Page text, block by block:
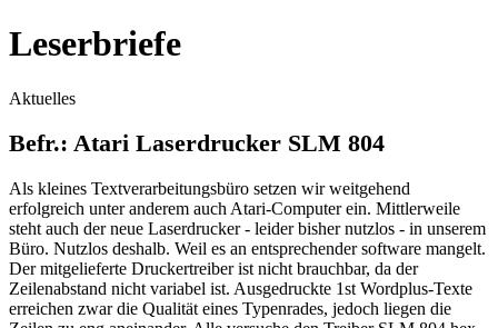
Leserbriefe
Aktuelles
Befr.: Atari Laserdrucker SLM 804
Als kleines Textverarbeitungsbüro setzen wir weitgehend
erfolgreich unter anderem auch Atari-Computer ein. Mittlerweile
steht auch der neue Laserdrucker - leider bisher nutzlos - in unserem
Büro. Nutzlos deshalb. Weil es an entsprechender software mangelt.
Der mitgelieferte Druckertreiber ist nicht brauchbar, da der
Zeilenabstand nicht variabel ist. Ausgedruckte 1st Wordplus-Texte
erreichen zwar die Qualität eines Typenrades, jedoch liegen die